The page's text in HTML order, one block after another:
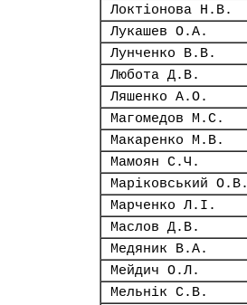
Локтіонова Н.В.
Лукашев О.А.
Лунченко В.В.
Любота Д.В.
Ляшенко А.О.
Магомедов М.С.
Макаренко М.В.
Мамоян С.Ч.
Маріковський О.В.
Марченко Л.І.
Маслов Д.В.
Медяник В.А.
Мейдич О.Л.
Мельнік С.В.